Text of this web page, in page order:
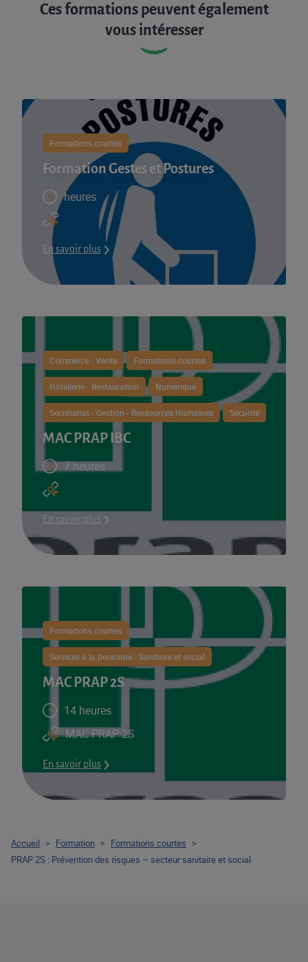
Ces formations peuvent également
vous intéresser
Formations courtes
Formation Gestes et Postures
heures
En savoir plus
Commerce - Vente Formations courtes
Hôtellerie - Restauration Numérique
Secrétariat - Gestion - Ressources Humaines Sécurité
MAC PRAP IBC
7 heures
En savoir plus
Formations courtes
Services à la personne - Sanitaire et social
MAC PRAP 2S
14 heures
MAC PRAP 2S
En savoir plus
Accueil > Formation > Formations courtes >
PRAP 2S​ : Prévention des risques – secteur sanitaire et social